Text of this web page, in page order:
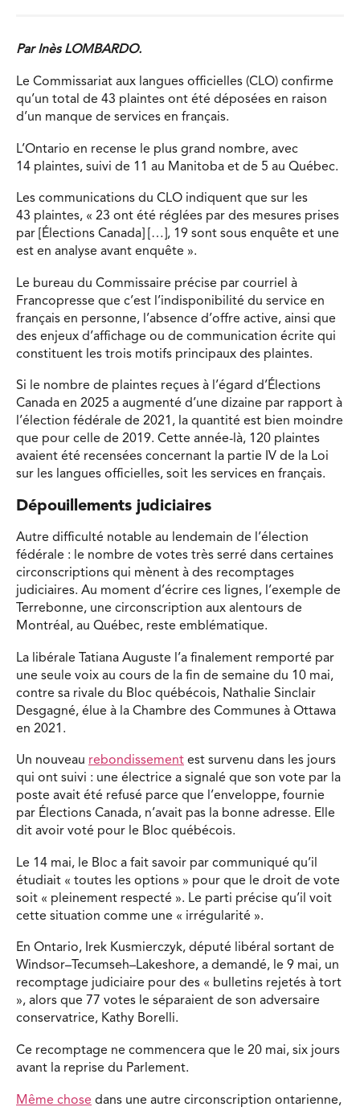
Par Inès LOMBARDO.
Le Commissariat aux langues officielles (CLO) confirme
qu’un total de 43 plaintes ont été déposées en raison
d’un manque de services en français.
L’Ontario en recense le plus grand nombre, avec
14 plaintes, suivi de 11 au Manitoba et de 5 au Québec.
Les communications du CLO indiquent que sur les
43 plaintes, « 23 ont été réglées par des mesures prises
par [Élections Canada] […], 19 sont sous enquête et une
est en analyse avant enquête ».
Le bureau du Commissaire précise par courriel à
Francopresse que c’est l’indisponibilité du service en
français en personne, l’absence d’offre active, ainsi que
des enjeux d’affichage ou de communication écrite qui
constituent les trois motifs principaux des plaintes.
Si le nombre de plaintes reçues à l’égard d’Élections
Canada en 2025 a augmenté d’une dizaine par rapport à
l’élection fédérale de 2021, la quantité est bien moindre
que pour celle de 2019. Cette année-là, 120 plaintes
avaient été recensées concernant la partie IV de la Loi
sur les langues officielles, soit les services en français.
Dépouillements judiciaires
Autre difficulté notable au lendemain de l’élection
fédérale : le nombre de votes très serré dans certaines
circonscriptions qui mènent à des recomptages
judiciaires. Au moment d’écrire ces lignes, l’exemple de
Terrebonne, une circonscription aux alentours de
Montréal, au Québec, reste emblématique.
La libérale Tatiana Auguste l’a finalement remporté par
une seule voix au cours de la fin de semaine du 10 mai,
contre sa rivale du Bloc québécois, Nathalie Sinclair
Desgagné, élue à la Chambre des Communes à Ottawa
en 2021.
Un nouveau rebondissement est survenu dans les jours
qui ont suivi : une électrice a signalé que son vote par la
poste avait été refusé parce que l’enveloppe, fournie
par Élections Canada, n’avait pas la bonne adresse. Elle
dit avoir voté pour le Bloc québécois.
Le 14 mai, le Bloc a fait savoir par communiqué qu’il
étudiait « toutes les options » pour que le droit de vote
soit « pleinement respecté ». Le parti précise qu’il voit
cette situation comme une « irrégularité ».
En Ontario, Irek Kusmierczyk, député libéral sortant de
Windsor–Tecumseh–Lakeshore, a demandé, le 9 mai, un
recomptage judiciaire pour des « bulletins rejetés à tort
», alors que 77 votes le séparaient de son adversaire
conservatrice, Kathy Borelli.
Ce recomptage ne commencera que le 20 mai, six jours
avant la reprise du Parlement.
Même chose dans une autre circonscription ontarienne,